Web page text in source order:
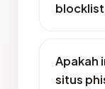
blocklist
Apakah
situs